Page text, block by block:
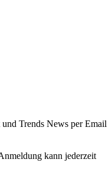
Trends News per Email
kann jederzeit